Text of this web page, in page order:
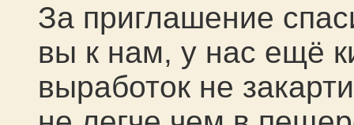
За приглашение
вы к нам, у нас ещё
выработок не